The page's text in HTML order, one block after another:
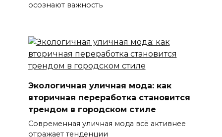
осознают важность
Экологичная уличная мода: как
вторичная переработка становится
трендом в городском стиле
Современная уличная мода всё активнее
отражает тенденции